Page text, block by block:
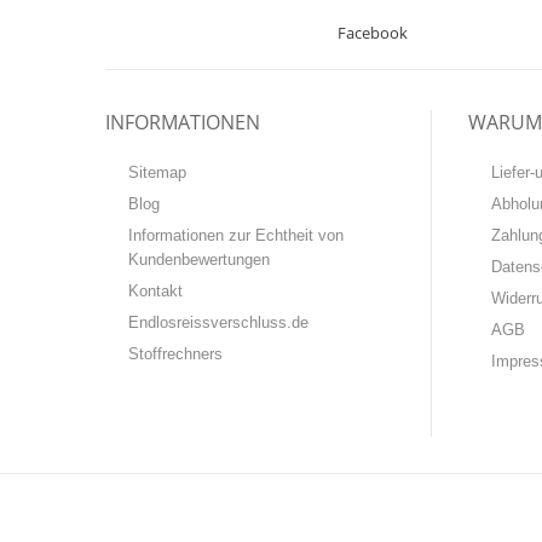
Facebook
INFORMATIONEN
Sitemap
Blog
Informationen zur Echtheit von
Kundenbewertungen
Kontakt
Endlosreissverschluss.de
Stoffrechners
Liefer-
AGB